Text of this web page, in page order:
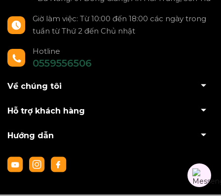
Giờ làm việc: Từ 10:00 đến 18:00 các ngày trong
tuần từ Thứ 2 đến Chủ nhật
Hotline
0559556506
Về chúng tôi
Hỗ trợ khách hàng
Hướng dẫn